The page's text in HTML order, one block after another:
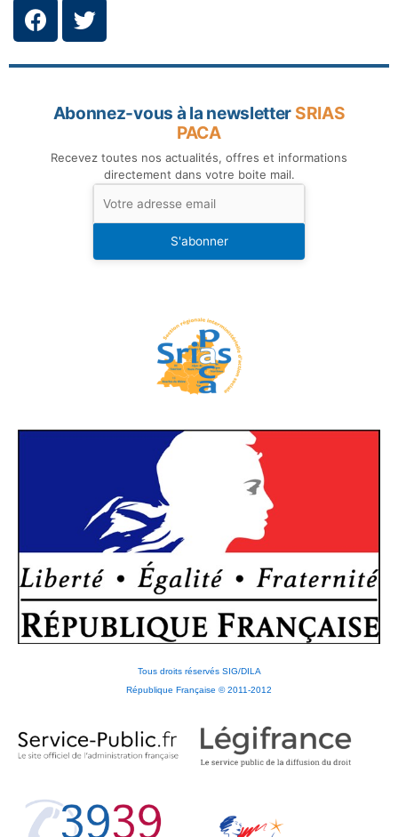
Abonnez-vous à la newsletter SRIAS
PACA
Recevez toutes nos actualités, offres et informations
directement dans votre boite mail.
S'abonner
Tous droits réservés SIG/DILA
République Française © 2011-2012